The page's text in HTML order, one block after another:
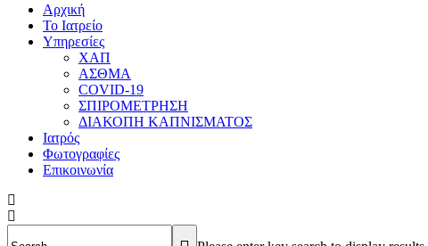
Αρχική
Το Ιατρείο
Υπηρεσίες
ΧΑΠ
ΑΣΘΜΑ
COVID-19
ΣΠΙΡΟΜΕΤΡΗΣΗ
ΔΙΑΚΟΠΗ ΚΑΠΝΙΣΜΑΤΟΣ
Ιατρός
Φωτογραφίες
Επικοινωνία